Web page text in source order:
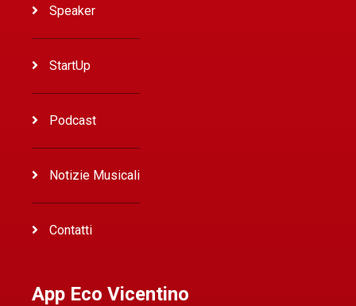
Speaker
StartUp
Podcast
Notizie Musicali
Contatti
App Eco Vicentino